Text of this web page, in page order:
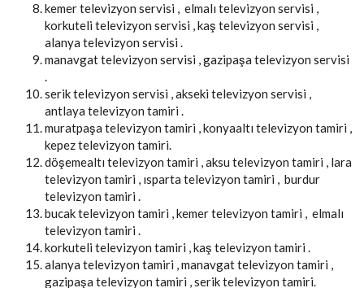
kemer televizyon servisi , elmalı televizyon servisi ,
korkuteli televizyon servisi , kaş televizyon servisi ,
alanya televizyon servisi .
manavgat televizyon servisi , gazipaşa televizyon servisi
.
serik televizyon servisi , akseki televizyon servisi ,
antlaya televizyon tamiri .
muratpaşa televizyon tamiri , konyaaltı televizyon tamiri ,
kepez televizyon tamiri.
döşemealtı televizyon tamiri , aksu televizyon tamiri , lara
televizyon tamiri , ısparta televizyon tamiri , burdur
televizyon tamiri .
bucak televizyon tamiri , kemer televizyon tamiri , elmalı
televizyon tamiri .
korkuteli televizyon tamiri , kaş televizyon tamiri .
alanya televizyon tamiri , manavgat televizyon tamiri ,
gazipaşa televizyon tamiri , serik televizyon tamiri.